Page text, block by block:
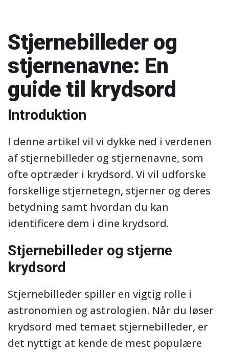
Stjernebilleder og
stjernenavne: En
guide til krydsord
Introduktion
I denne artikel vil vi dykke ned i verdenen
af stjernebilleder og stjernenavne, som
ofte optræder i krydsord. Vi vil udforske
forskellige stjernetegn, stjerner og deres
betydning samt hvordan du kan
identificere dem i dine krydsord.
Stjernebilleder og stjerne
krydsord
Stjernebilleder spiller en vigtig rolle i
astronomien og astrologien. Når du løser
krydsord med temaet stjernebilleder, er
det nyttigt at kende de mest populære